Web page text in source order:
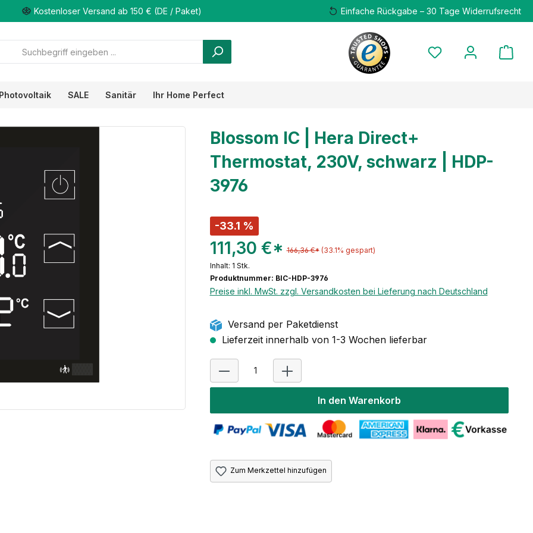
Kostenloser Versand ab 150 € (DE / Paket) Einfache Rückgabe – 30 Tage Widerrufsrecht
Photovoltaik SALE Sanitär Ihr Home Perfect
Blossom IC | Hera Direct+
Thermostat, 230V, schwarz | HDP-
3976
-33.1 %
111,30 €* 166,36 €* (33.1% gespart)
Inhalt: 1 Stk.
Produktnummer: BIC-HDP-3976
Preise inkl. MwSt. zzgl. Versandkosten bei Lieferung nach Deutschland
Versand per Paketdienst
Lieferzeit innerhalb von 1-3 Wochen lieferbar
In den Warenkorb
Zum Merkzettel hinzufügen